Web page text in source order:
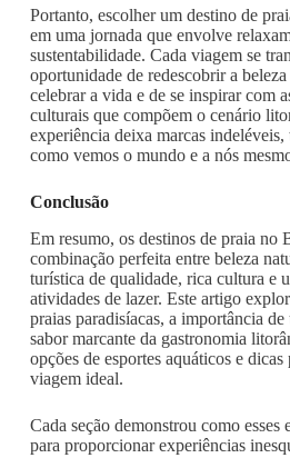
Portanto, escolher um destino de
em uma jornada que envolve
sustentabilidade. Cada viagem se
oportunidade de redescobrir a
celebrar a vida e de se inspirar com
culturais que compõem o cenário
experiência deixa marcas
como vemos o mundo e a nós
Conclusão
Em resumo, os destinos de praia no
combinação perfeita entre beleza
turística de qualidade, rica cultura e
atividades de lazer. Este artigo
praias paradisíacas, a importância
sabor marcante da gastronomia
opções de esportes aquáticos e
viagem ideal.
Cada seção demonstrou como esses
para proporcionar experiências